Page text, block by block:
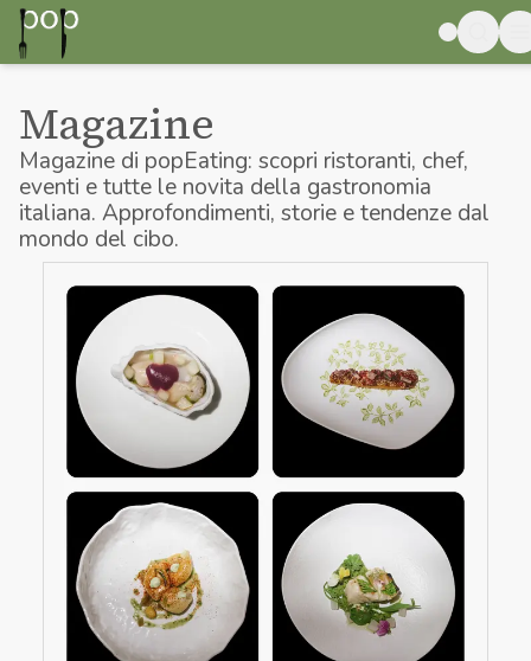
Magazine
Magazine di popEating: scopri ristoranti, chef,
eventi e tutte le novita della gastronomia
italiana. Approfondimenti, storie e tendenze dal
mondo del cibo.